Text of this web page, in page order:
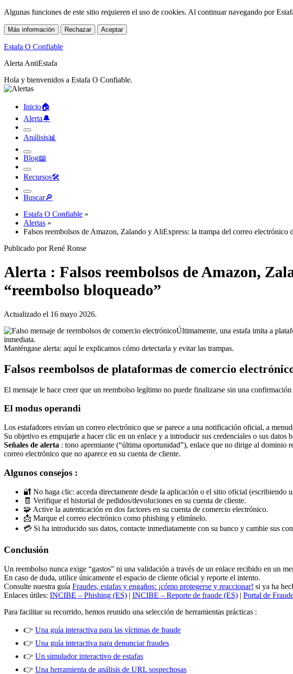
Algunas funciones de este sitio requieren el uso de cookies. Al continuar navegando por
Más información Rechazar Aceptar
Estafa O Confiable
Alerta AntiEstafa
Hola y bienvenidos a Estafa O Confiable.
Inicio🏠︎
Alerta🔔︎
Análisis📊︎
Blog📖︎
Recursos🛠︎
Buscar🔎︎
Estafa O Confiable »
Alertas »
Falsos reembolsos de Amazon, Zalando y AliExpress: la trampa del correo electrónico
Publicado por René Ronse
Alerta : Falsos reembolsos de Amazon,
“reembolso bloqueado”
Actualizado el 16 mayo 2026.
Últimamente, una estafa imita a
inmediata.
Manténgase alerta: aquí le explicamos cómo detectarla y evitar las trampas.
Falsos reembolsos de plataformas de comercio
El mensaje le hace creer que un reembolso legítimo no puede finalizarse sin una confirmación
El modus operandi
Los estafadores envían un correo electrónico que se parece a una notificación oficial, a
Su objetivo es empujarle a hacer clic en un enlace y a introducir sus credenciales o sus
Señales de alerta : tono apremiante (“última oportunidad”), enlace que no dirige al dominio
correo electrónico que no aparece en su cuenta de cliente.
Algunos consejos :
🔐 No haga clic: acceda directamente desde la aplicación o el sitio oficial (escribiendo
🧾 Verifique el historial de pedidos/devoluciones en su cuenta de cliente.
🧩 Active la autenticación en dos factores en su cuenta de comercio electrónico.
📩 Marque el correo electrónico como phishing y elimínelo.
💳 Si ha introducido sus datos, contacte inmediatamente con su banco y cambie sus
Conclusión
Un reembolso nunca exige “gastos” ni una validación a través de un enlace recibido en un
En caso de duda, utilice únicamente el espacio de cliente oficial y reporte el intento.
Consulte nuestra guía Fraudes, estafas y engaños: ¡cómo protegerse y reaccionar! si ya ha
Enlaces útiles: INCIBE – Phishing (ES) | INCIBE – Reporte de fraude (ES) | Portal de
Para facilitar su recorrido, hemos reunido una selección de herramientas prácticas :
👉 Una guía interactiva para las víctimas de fraude
👉 Una guía interactiva para denunciar fraudes
👉 Un simulador interactivo de estafas
👉 Una herramienta de análisis de URL sospechosas